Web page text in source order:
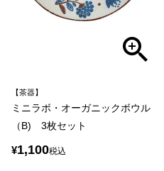
【茶器】
ミニラボ・オーガニックボウル
（B) 3枚セット
¥1,100税込